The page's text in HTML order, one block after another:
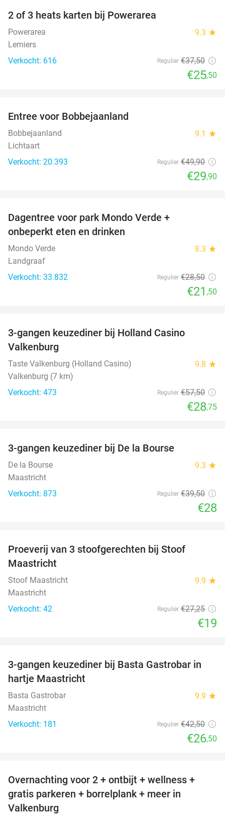
2 of 3 heats karten bij Powerarea
Powerarea 9.3 star
Lemiers
Verkocht: 616
Regulier €37,50
€25,50
Entree voor Bobbejaanland
Bobbejaanland 9.1 star
Lichtaart
Verkocht: 20.393
Regulier €49,90
€29,90
Dagentree voor park Mondo Verde +
onbeperkt eten en drinken
Mondo Verde 8.3 star
Landgraaf
Verkocht: 33.832
Regulier €28,50
€21 ,50
3-gangen keuzediner bij Holland Casino
Valkenburg
Taste Valkenburg (Holland Casino) 9.8 star
Valkenburg (7 km)
Verkocht: 473
Regulier €57,50
€28,75
3-gangen keuzediner bij De la Bourse
De la Bourse 9.3 star
Maastricht
Verkocht: 873
Regulier €39,50
€28
Proeverij van 3 stoofgerechten bij Stoof
Maastricht
Stoof Maastricht 9.9 star
Maastricht
Verkocht: 42
Regulier €27,25
€19
38%
3-gangen keuzediner bij Basta Gastrobar in
hartje Maastricht
Basta Gastrobar 9.9 star
Maastricht
Verkocht: 181
Regulier €42,50
€26,50
33%
Overnachting voor 2 + ontbijt + wellness +
gratis parkeren + borrelplank + meer in
Valkenburg